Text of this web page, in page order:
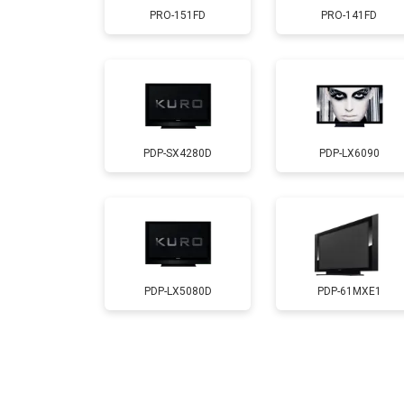
Замена модуля Wi-Fi
Ремонт блока управления
Замена блока питания
Замена матрицы
Прошивка
PRO-151FD PRO-141FD
PDP-SX4280D PDP-LX6090
PDP-LX5080D PDP-61MXE1